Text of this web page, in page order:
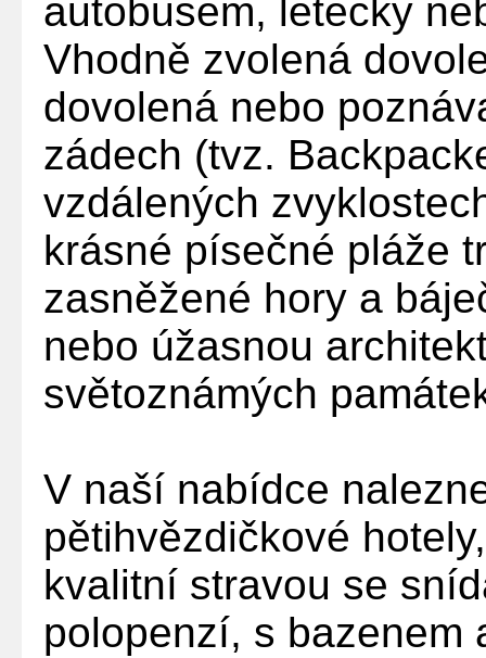
autobusem, letecky
Vhodně zvolená
dovolená nebo
zádech (tvz.
vzdálených
krásné písečné pláže
zasněžené hory a
nebo úžasnou
světoznámých
V naší nabídce
pětihvězdičkové
kvalitní stravou se
polopenzí, s bazenem